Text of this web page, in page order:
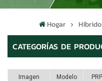
Hogar
CATEGORÍAS DE
Imagen Modelo